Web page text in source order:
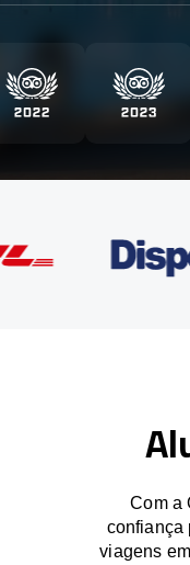
Com a
confiança
viagens